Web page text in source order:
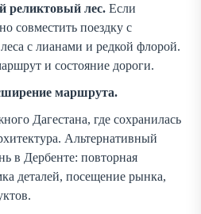
реликтовый лес. Если
совместить поездку с
с лианами и редкой флорой.
и состояние дороги.
маршрута.
Дагестана, где сохранилась
Альтернативный
в Дербенте: повторная
деталей, посещение рынка,